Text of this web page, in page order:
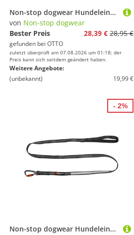
Non-stop dogwear Hundeleine Hundeleine Move Leash grün
von Non-stop dogwear
Bester Preis
28,39 € 28,95 €
gefunden bei OTTO
zuletzt überprüft am 07.08.2026 um 01:18; der
Preis kann sich seitdem geändert haben.
Weitere Angebote:
(unbekannt)
19,99 €
Non-stop dogwear Hundeleine Hundeleine Move Leash schwarz
- 2%